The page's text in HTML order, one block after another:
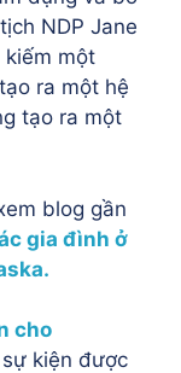
NDP Jane
kiếm một
ra một hệ
tạo ra một
blog gần
gia đình ở
cho
kiện được